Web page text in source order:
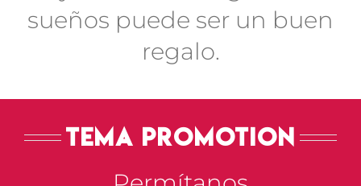
sueños puede ser un buen
regalo.
Tema Promotion